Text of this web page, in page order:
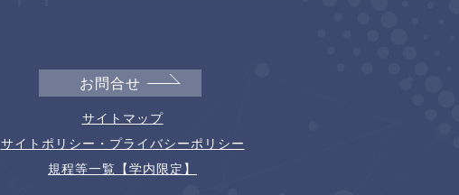
お問合せ
サイトマップ
サイトポリシー・プライバシーポリシー
規程等一覧【学内限定】